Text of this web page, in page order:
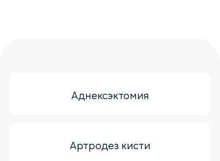
Аднексэктомия
Артродез кисти